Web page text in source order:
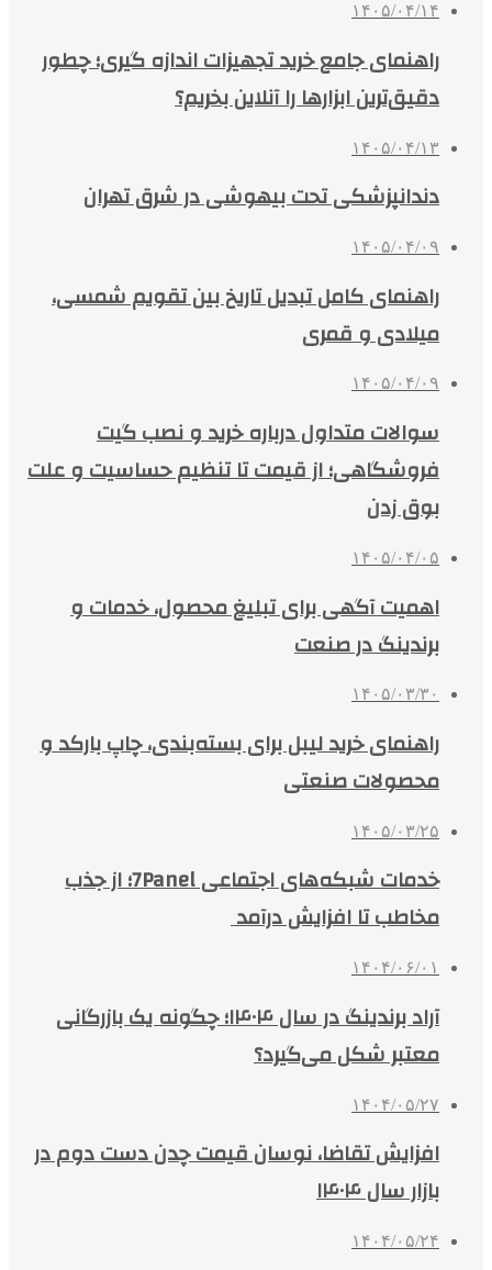
۱۴۰۵/۰۴/۱۴
راهنمای جامع خرید تجهیزات اندازه گیری؛ چطور
دقیق‌ترین ابزارها را آنلاین بخریم؟
۱۴۰۵/۰۴/۱۳
دندانپزشکی تحت بیهوشی در شرق تهران
۱۴۰۵/۰۴/۰۹
راهنمای کامل تبدیل تاریخ بین تقویم شمسی،
میلادی و قمری
۱۴۰۵/۰۴/۰۹
سوالات متداول درباره خرید و نصب گیت
فروشگاهی؛ از قیمت تا تنظیم حساسیت و علت
بوق زدن
۱۴۰۵/۰۴/۰۵
اهمیت آگهی برای تبلیغ محصول، خدمات و
برندینگ در صنعت
۱۴۰۵/۰۳/۳۰
راهنمای خرید لیبل برای بسته‌بندی، چاپ بارکد و
محصولات صنعتی
۱۴۰۵/۰۳/۲۵
خدمات شبکه‌های اجتماعی 7Panel؛ از جذب
مخاطب تا افزایش درآمد
۱۴۰۴/۰۶/۰۱
آراد برندینگ در سال ۱۴۰۴؛ چگونه یک بازرگانی
معتبر شکل می‌گیرد؟
۱۴۰۴/۰۵/۲۷
افزایش تقاضا، نوسان قیمت چدن دست دوم در
بازار سال ۱۴۰۴
۱۴۰۴/۰۵/۲۴